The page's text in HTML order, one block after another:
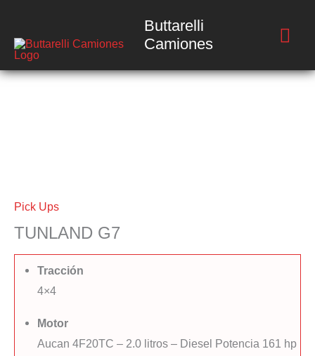
contenido
Buttarelli
Camiones
Pick Ups
TUNLAND G7
Tracción
4×4
Motor
Aucan 4F20TC – 2.0 litros – Diesel Potencia 161 hp